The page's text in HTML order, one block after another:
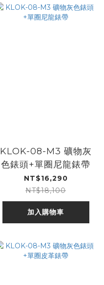
KLOK-08-M3 礦物灰
色錶頭+單圈尼龍錶帶
NT$16,290
NT$18,100
加入購物車